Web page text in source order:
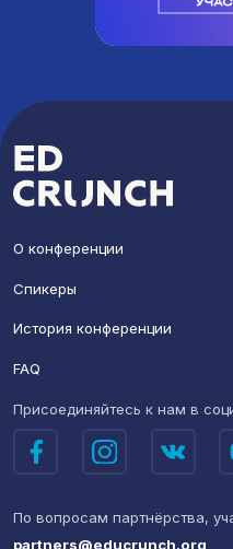
О конференции
Спикеры
История конференции
FAQ
Присоединяйтесь к намв
По вопросам партнёрства,
partners@educrunch.org